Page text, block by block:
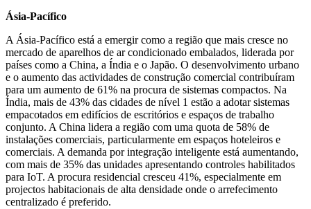
Ásia-Pacífico
A Ásia-Pacífico está a emergir como a região que mais cresce no
mercado de aparelhos de ar condicionado embalados, liderada por
países como a China, a Índia e o Japão. O desenvolvimento urbano
e o aumento das actividades de construção comercial contribuíram
para um aumento de 61% na procura de sistemas compactos. Na
Índia, mais de 43% das cidades de nível 1 estão a adotar sistemas
empacotados em edifícios de escritórios e espaços de trabalho
conjunto. A China lidera a região com uma quota de 58% de
instalações comerciais, particularmente em espaços hoteleiros e
comerciais. A demanda por integração inteligente está aumentando,
com mais de 35% das unidades apresentando controles habilitados
para IoT. A procura residencial cresceu 41%, especialmente em
projectos habitacionais de alta densidade onde o arrefecimento
centralizado é preferido.